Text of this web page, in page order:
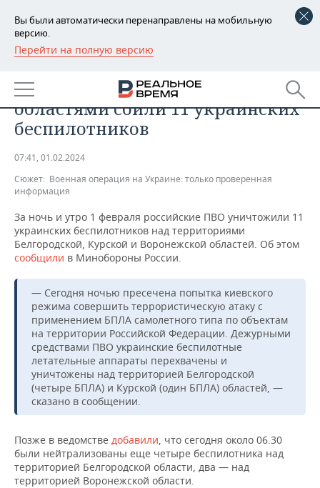
Вы были автоматически перенаправлены на мобильную
версию.
Перейти на полную версию
РЕГИОНЫ
БАШКОРТОСТАН
ТАТАРСТАН
НОВОСТИ
АНАЛИТИКА
ДЕКЛАРАЦИИ О ДОХОДАХ
КОРОЛИ ГОСЗАКАЗА ПФО
ВУЗЫ ТАТАРСТАНА
КОМУ ПРИНАДЛЕЖАТ
ТОРГОВЫЕ ЦЕНТРЫ
ТАТАРСТАНА
НОВОСТИ ЭКОНОМИКИ
ФИНАНСЫ
БАНКИ
БЮДЖЕТ
ИНВЕСТИЦИИ
ПРОМЫШЛЕННОСТЬ
НОВОСТИ
ПРОМЫШЛЕННОСТИ
АГРОПРОМ
МАШИНОСТРОЕНИЕ
НЕФТЕХИМИЯ
НЕФТЬ
ОПК
НЕДВИЖИМОСТЬ
НОВОСТИ НЕДВИЖИМОСТИ
АВТО
НОВОСТИ АВТО
БИЗНЕС
НОВОСТИ БИЗНЕСА
РОЗНИЧНАЯ ТОРГОВЛЯ
ТРАНСПОРТ
УСЛУГИ
ТЕХНОЛОГИИ
НОВОСТИ ТЕХНОЛОГИЙ
МЕДИА
ТЕЛЕКОММУНИКАЦИИ
МЕРОПРИЯТИЯ
НОВОСТИ МЕРОПРИЯТИЙ
ВЫЕЗДНАЯ РЕДАКЦИЯ
БИЗНЕС-БРАНЧИ
ONLINE-КОНФЕРЕНЦИИ
СПОРТ
НОВОСТИ СПОРТА
ФУТБОЛ
ХОККЕЙ
ОБЩЕСТВО
НОВОСТИ ОБЩЕСТВА
ВЛАСТЬ
ФОТОГАЛЕРЕЯ
СЮЖЕТЫ
Над тремя российскими
областями сбили 11 украинских
беспилотников
07:41, 01.02.2024
Сюжет: Военная операция на Украине: только проверенная
информация
За ночь и утро 1 февраля российские ПВО уничтожили 11
украинских беспилотников над территориями
Белгородской, Курской и Воронежской областей. Об этом
сообщили в Минобороны России.
— Сегодня ночью пресечена попытка киевского
режима совершить террористическую атаку c
применением БПЛА самолетного типа по объектам
на территории Российской Федерации. Дежурными
средствами ПВО украинские беспилотные
летательные аппараты перехвачены и
уничтожены над территорией Белгородской
(четыре БПЛА) и Курской (один БПЛА) областей, —
сказано в сообщении.
Позже в ведомстве добавили, что сегодня около 06.30
были нейтрализованы еще четыре беспилотника над
территорией Белгородской области, два — над
территорией Воронежской области.